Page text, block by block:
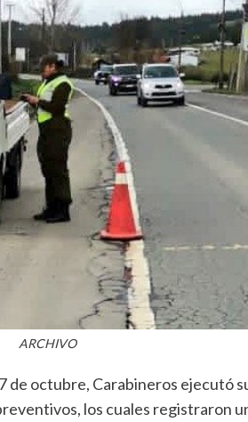
ARCHIVO
octubre, Carabineros ejecutó
los cuales registraron